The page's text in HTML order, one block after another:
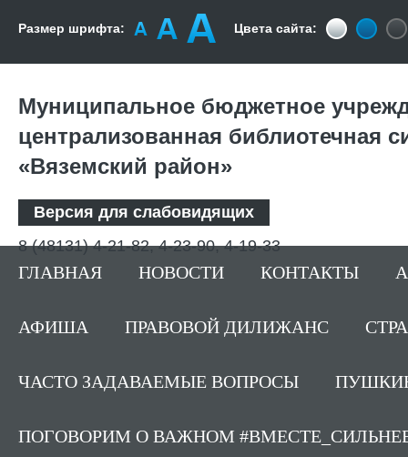
Размер шрифта: Цвета сайта:
Муниципальное бюджетное
централизованная библиотечная
«Вяземский район»
Версия для слабовидящих
8 (48131) 4-21-82, 4-23-90, 4-19-33
ГЛАВНАЯ НОВОСТИ КОНТАКТЫ
АФИША ПРАВОВОЙ ДИЛИЖАНС
ЧАСТО ЗАДАВАЕМЫЕ ВОПРОСЫ
ПОГОВОРИМ О ВАЖНОМ